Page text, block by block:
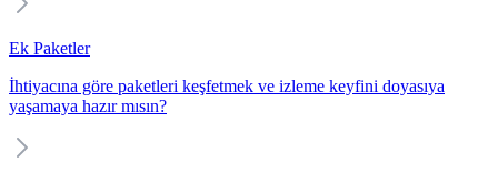
Ek Paketler
İhtiyacına göre paketleri keşfetmek ve izleme keyfini doyasıya
yaşamaya hazır mısın?